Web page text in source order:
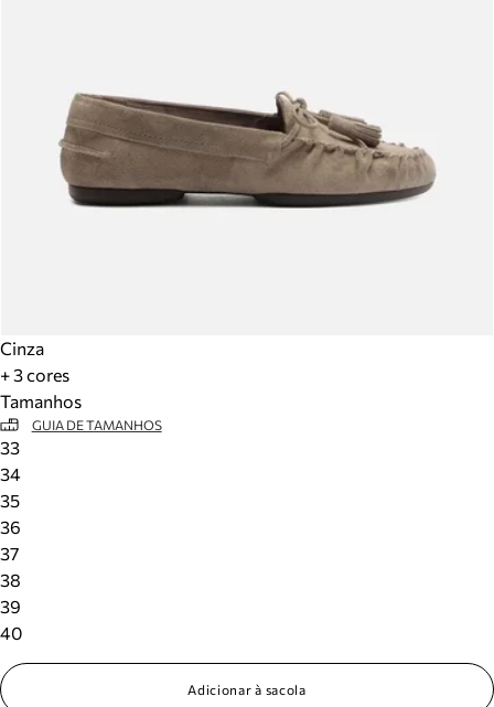
Cinza
+ 3 cores
Tamanhos
GUIA DE TAMANHOS
33
34
35
36
37
38
39
40
Adicionar à sacola